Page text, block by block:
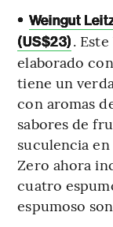
• Weingut
(US$23).
elaborado
tiene un
con aromas
sabores de
suculencia
Zero ahora
cuatro
espumoso